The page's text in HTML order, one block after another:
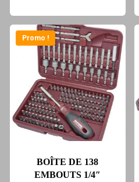
27.60 €.19.80 €.
Promo !
BOÎTE DE 138
EMBOUTS 1/4″